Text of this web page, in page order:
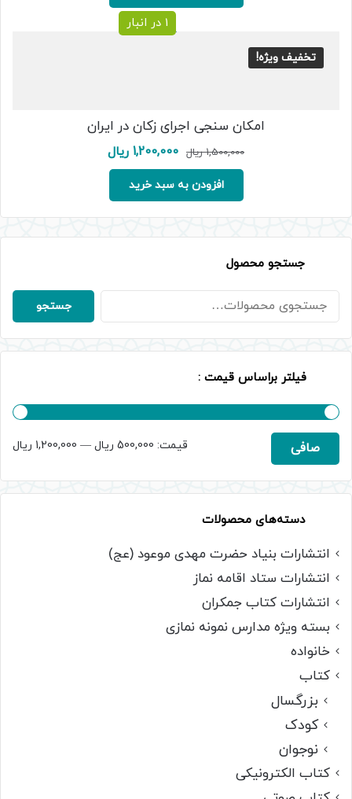
تخفیف ویژه!
1 در انبار
امکان سنجی اجرای زکان در ایران
1,500,000 ریال قیمت
اصلی:
1,500,000 ریال
بود.
1,200,000 ریالقیمت
افزودن به سبد خرید
جستجو محصول
جستجو
برای:
جستجو
فیلتر براساس قیمت :
حداقل
حداكثرصافی قيمت: 500,000 ریال — 1,200,000 ریال
دسته‌های محصولات
انتشارات بنیاد حضرت مهدی موعود (عج)
انتشارات ستاد اقامه نماز
انتشارات کتاب جمکران
بسته ویژه مدارس نمونه نمازی
خانواده
کتاب
بزرگسال
کودک
نوجوان
کتاب الکترونیکی